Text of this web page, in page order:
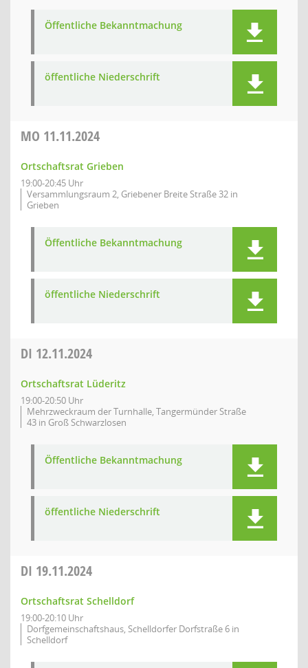
Öffentliche Bekanntmachung
öffentliche Niederschrift
MO 11.11.2024
Ortschaftsrat Grieben
19:00-20:45 Uhr
Versammlungsraum 2, Griebener Breite Straße 32 in
Grieben
Öffentliche Bekanntmachung
öffentliche Niederschrift
DI 12.11.2024
Ortschaftsrat Lüderitz
19:00-20:50 Uhr
Mehrzweckraum der Turnhalle, Tangermünder Straße
43 in Groß Schwarzlosen
Öffentliche Bekanntmachung
öffentliche Niederschrift
DI 19.11.2024
Ortschaftsrat Schelldorf
19:00-20:10 Uhr
Dorfgemeinschaftshaus, Schelldorfer Dorfstraße 6 in
Schelldorf